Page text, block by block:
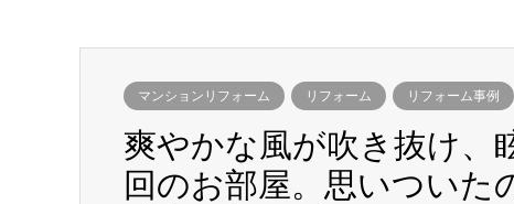
マンションリフォーム リフォーム リフォーム事例
爽やかな風が吹き抜け、
回のお部屋。思いついた